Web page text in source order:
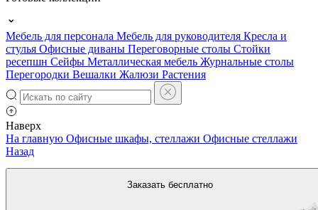
Мебель для персонала Мебель для руководителя Кресла и
стулья Офисные диваны Переговорные столы Стойки
ресепшн Сейфы Металлическая мебель Журнальные столы
Перегородки Вешалки Жалюзи Растения
Наверх
Заказать бесплатно
На главную Офисные шкафы, стеллажи Офисные стеллажи
Назад